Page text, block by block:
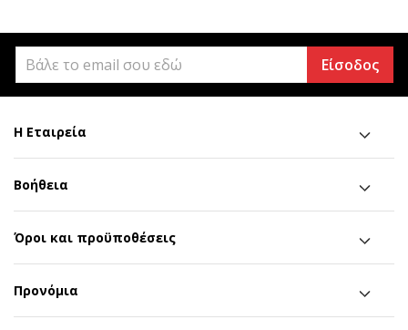
Είσοδος
Η Εταιρεία
Βοήθεια
Όροι και προϋποθέσεις
Προνόμια